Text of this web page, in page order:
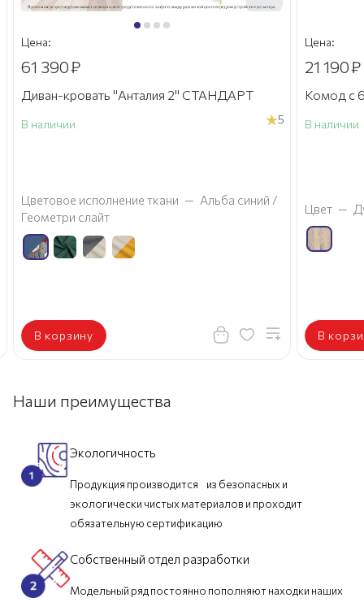
Цена:
61 390₽
Диван-кровать "Анталия 2" СТАНДАРТ
В наличии 5
Цветовое исполнение ткани — Альба синий /
Геометри слайт
В корзину
Цена:
21 190₽
Комод с
В наличии
Цвет —
В
Наши преимущества
Экологичность
Продукция производится из безопасных и
экологически чистых материалов и проходит
обязательную сертификацию
Собственный отдел разработки
Модельный ряд постоянно пополняют находки наших